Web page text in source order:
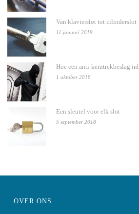
Van klavierslot tot cilinderslot
11 januari 2019
Hoe een anti-kerntrekbeslag
1 oktober 2018
Een sleutel voor elk slot
5 september 2018
OVER ONS